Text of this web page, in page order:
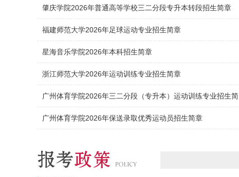
肇庆学院2026年普通高等学校三二分段专升本转段招生简章
福建师范大学2026年足球运动专业招生简章
星海音乐学院2026年本科招生简章
浙江师范大学2026年运动训练专业招生简章
广州体育学院2026年三二分段（专升本）运动训练专业招生简
广州体育学院2026年保送录取优秀运动员招生简章